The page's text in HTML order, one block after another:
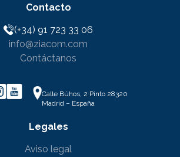
Legales
Aviso legal
Contacto
(+34) 91 723 33 06
info@ziacom.com
Contáctanos
Calle Búhos, 2 Pinto 28320
Madrid – España